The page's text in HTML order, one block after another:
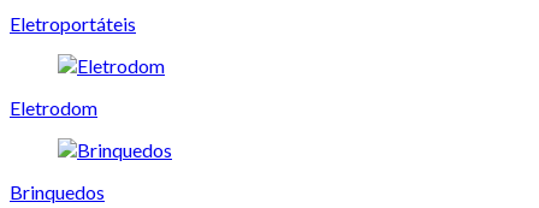
Eletroportáteis
Eletrodom
Brinquedos